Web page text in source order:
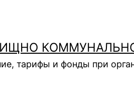
тарифы и фонды при